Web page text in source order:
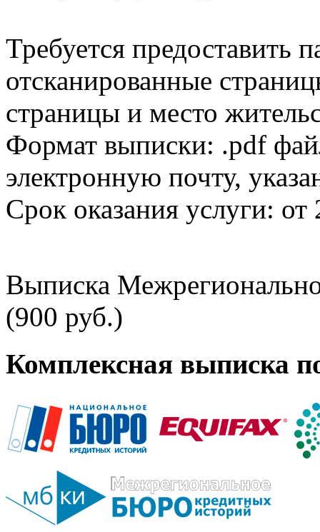
Требуется предоставить
отсканированные
страницы и место
Формат выписки: .pdf
электронную почту,
Срок оказания услуги: от
Выписка
(900 руб.)
Комплексная выписка